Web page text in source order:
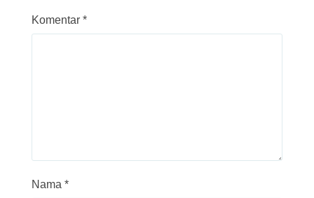
Komentar *
Nama *